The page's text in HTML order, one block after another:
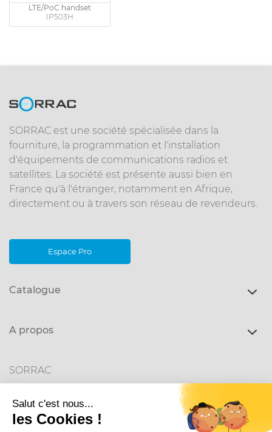
LTE/PoC handset
IP503H
SORRAC est une société spécialisée dans la
fourniture, la programmation et l'installation
d'équipements de communications radios et
satellites. La société est présente aussi bien en
France qu'à l'étranger, notamment en Afrique,
directement ou à travers son réseau de revendeurs.
Espace Pro
Catalogue
A propos
SORRAC
1 rue Brindejonc des Moulinais
Parc de la Plaine